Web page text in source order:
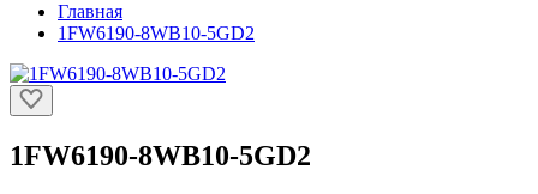
Главная
1FW6190-8WB10-5GD2
1FW6190-8WB10-5GD2